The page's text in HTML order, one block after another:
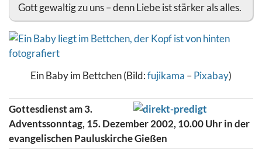
Gott gewaltig zu uns – denn Liebe ist stärker als alles.
Ein Baby im Bettchen (Bild:fujikama –Pixabay)
Gottesdienst am 3.
Adventssonntag, 15. Dezember 2002, 10.00 Uhr in der
evangelischen Pauluskirche Gießen